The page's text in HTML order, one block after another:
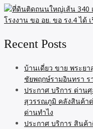
Recent Posts
บ้านเดี่ยว ขาย พระย
ชัยพฤกษ์รามอินทรา
ประกาศ บริการ ด่าน
สุวรรณภูมิ คลังสินค้า
ด่านทำไง
ประกาศ บริการ สินค้